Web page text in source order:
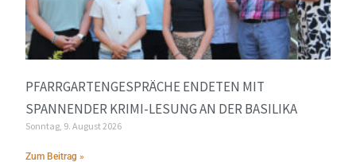
PFARRGARTENGESPRÄCHE ENDETEN MIT
SPANNENDER KRIMI-LESUNG AN DER BASILIKA
Sonntag, 9. August 2026
Zum Beitrag »